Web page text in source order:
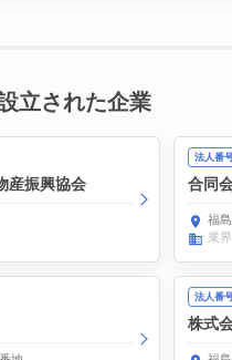
立された企業
産振興協会
法人番
合同
福
業
法人番
株式